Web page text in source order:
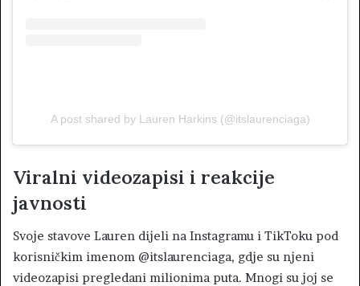
A post shared by Lauren Harkins (@itslaurenciaga)
Viralni videozapisi i reakcije
javnosti
Svoje stavove Lauren dijeli na Instagramu i TikToku pod
korisničkim imenom @itslaurenciaga, gdje su njeni
videozapisi pregledani milionima puta. Mnogi su joj se